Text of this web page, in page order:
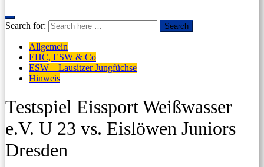
Search for: Search
Allgemein
EHC, ESW & Co
ESW – Lausitzer Jungfüchse
Hinweis
Testspiel Eissport Weißwasser
e.V. U 23 vs. Eislöwen Juniors
Dresden